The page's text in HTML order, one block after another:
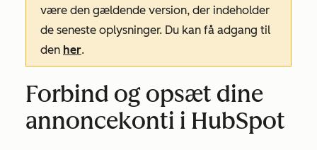
være den gældende version, der indeholder
de seneste oplysninger. Du kan få adgang til
den her.
Forbind og opsæt dine
annoncekonti i HubSpot